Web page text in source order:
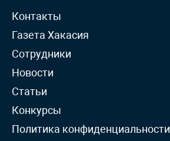
Контакты
Газета Хакасия
Сотрудники
Новости
Статьи
Конкурсы
Политика конфиденциальности